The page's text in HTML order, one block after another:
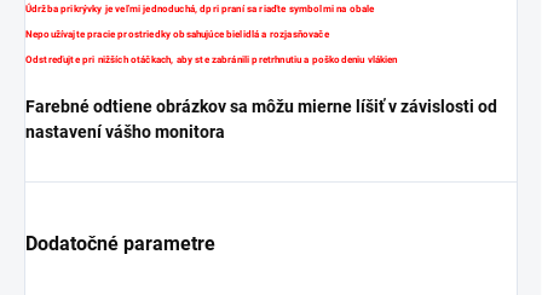
Údržba prikrývky je veľmi jednoduchá, dpri praní sa riaďte symbolmi na obale
Nepoužívajte pracie prostriedky obsahujúce bielidlá a rozjasňovače
Odstreďujte pri nižších otáčkach, aby ste zabránili pretrhnutiu a poškodeniu vlákien
Farebné odtiene obrázkov sa môžu mierne líšiť v závislosti od
nastavení vášho monitora
Dodatočné parametre